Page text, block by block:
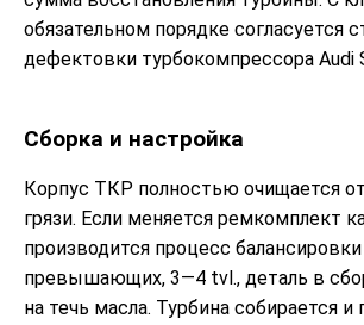
обязательном порядке согласуется
дефектовки турбокомпрессора Audi
Сборка и настройка
Корпус ТКР полностью очищается
грязи. Если меняется ремкомплект
производится процесс
превышающих, 3—4 tvl., деталь в
на течь масла. Турбина собирается и